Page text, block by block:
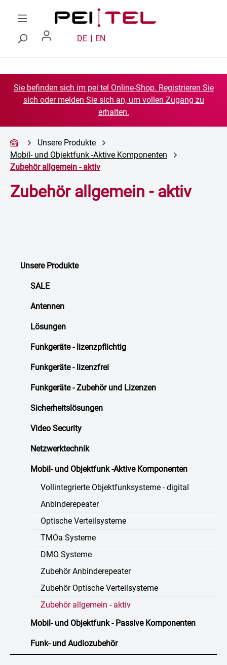
Zum Hauptinhalt springen
DE EN
Sie befinden sich im pei tel Online-Shop. Registrieren Sie
sich oder melden Sie sich an, um vollen Zugang zu
erhalten.
Unsere Produkte
Mobil- und Objektfunk -Aktive Komponenten
Zubehör allgemein - aktiv
Zubehör allgemein - aktiv
Unsere Produkte
SALE
Antennen
Lösungen
Funkgeräte - lizenzpflichtig
Funkgeräte - lizenzfrei
Funkgeräte - Zubehör und Lizenzen
Sicherheitslösungen
Video Security
Netzwerktechnik
Mobil- und Objektfunk -Aktive Komponenten
Vollintegrierte Objektfunksysteme - digital
Anbinderepeater
Optische Verteilsysteme
TMOa Systeme
DMO Systeme
Zubehör Anbinderepeater
Zubehör Optische Verteilsysteme
Zubehör allgemein - aktiv
Mobil- und Objektfunk - Passive Komponenten
Funk- und Audiozubehör